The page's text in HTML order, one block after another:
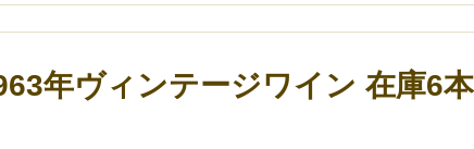
年ヴィンテージワイン 在庫6本